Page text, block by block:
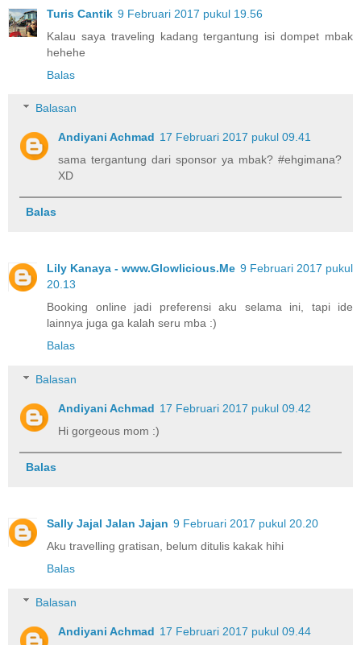
Turis Cantik 9 Februari 2017 pukul 19.56
Kalau saya traveling kadang tergantung isi dompet mbak
hehehe
Balas
Balasan
Andiyani Achmad 17 Februari 2017 pukul 09.41
sama tergantung dari sponsor ya mbak? #ehgimana?
XD
Balas
Lily Kanaya - www.Glowlicious.Me 9 Februari 2017 pukul
20.13
Booking online jadi preferensi aku selama ini, tapi ide
lainnya juga ga kalah seru mba :)
Balas
Balasan
Andiyani Achmad 17 Februari 2017 pukul 09.42
Hi gorgeous mom :)
Balas
Sally Jajal Jalan Jajan 9 Februari 2017 pukul 20.20
Aku travelling gratisan, belum ditulis kakak hihi
Balas
Balasan
Andiyani Achmad 17 Februari 2017 pukul 09.44